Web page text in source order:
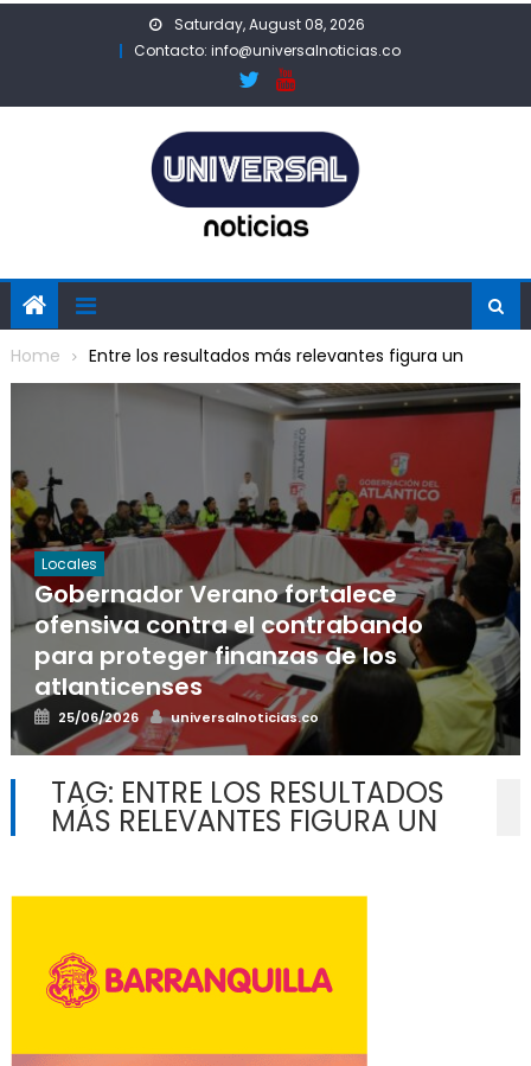
Saturday, August 08, 2026
Contacto: info@universalnoticias.co
Home Entre los resultados más relevantes figura un
Locales
Gobernador Verano fortalece
ofensiva contra el contrabando
para proteger finanzas de los
atlanticenses
Posted
on
25/06/2026 Author
universalnoticias.co
TAG: ENTRE LOS RESULTADOS
MÁS RELEVANTES FIGURA UN